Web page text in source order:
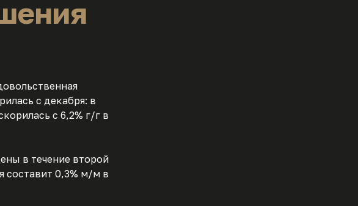
с декабря: в
с 6,2% г/г в
в течение второй
составит 0,3% м/м в